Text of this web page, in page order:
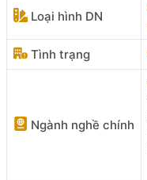
Loại hình DN
Tình trạng
Ngành nghề chính